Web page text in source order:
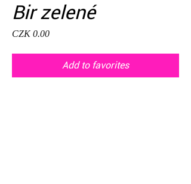
Bir zelené
CZK 0.00Price
Add to favorites